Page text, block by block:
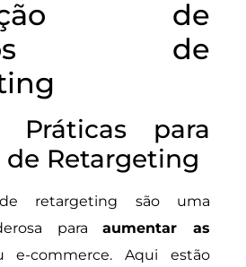
de
de
Práticas para
Retargeting
retargeting são uma
paraaumentar as
e-commerce. Aqui estão